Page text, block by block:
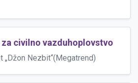
civilno vazduhoplovstvo
„Džon Nezbit“(Megatrend)